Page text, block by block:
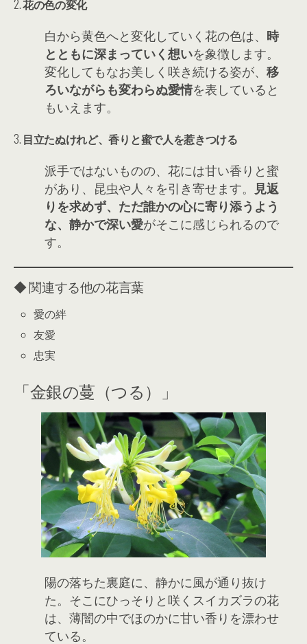
2.花の色の変化
白から黄色へと変化していく花の色は、 時
とともに深まっていく想いを象徴します。
変化してもなお美しく咲き続ける姿が、 移
ろいながらも変わらぬ愛情を表していると
もいえます。
3. 目立たぬけれど、香りと蜜で人を惹きつける
派手ではないものの、花には甘い香りと蜜
があり、昆虫や人々を引き寄せます。
見返
りを求めず、ただ誰かの心に寄り添うよう
な、静かで深い愛がそこに感じられるので
す。
◆ 関連する他の花言葉
愛の絆
友愛
忠実
「金銀の蔓（つる）」
陽の落ちた裏庭に、静かに風が通り抜け
た。そこにひっそりと咲くスイカズラの花
は、薄闇の中でほのかに甘い香りを漂わせ
ている。